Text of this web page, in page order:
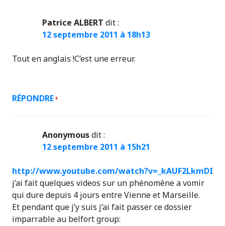
Patrice ALBERT dit :
12 septembre 2011 à 18h13
Tout en anglais !C’est une erreur.
RÉPONDRE
Anonymousdit :
12 septembre 2011 à 15h21
http://www.youtube.com/watch?v=_kAUF2LkmDI
j’ai fait quelques videos sur un phénomène a vomir
qui dure depuis 4 jours entre Vienne et Marseille.
Et pendant que j’y suis j’ai fait passer ce dossier
imparrable au belfort group: